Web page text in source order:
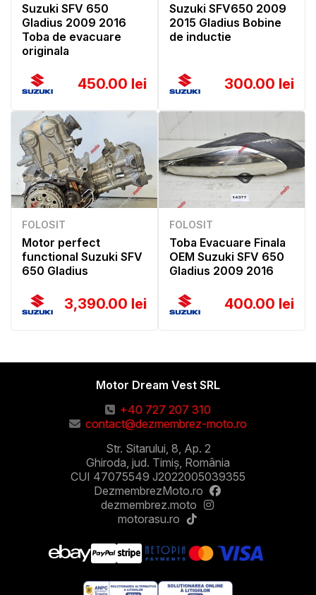
Suzuki SFV 650
Gladius 2009 2016
Toba de evacuare
originala
450.00 lei
Suzuki SFV650 2009
2015 Gladius Bobine
de inductie
300.00 lei
FOLOSIT
Motor perfect
functional Suzuki SFV
650 Gladius
3,390.00 lei
FOLOSIT
Toba Evacuare Finala
OEM Suzuki SFV 650
Gladius 2009 2016
400.00 lei
Motor Dream Vest SRL
+40 727 207 310
contact@dezmembrez-moto.ro
Str. Sitarului, 8, Ap. 2
Ghiroda, jud. Timiș, România
CUI 47075549 J2022005039355
DezmembrezMoto.ro
dezmembrez.moto
motorasu.ro